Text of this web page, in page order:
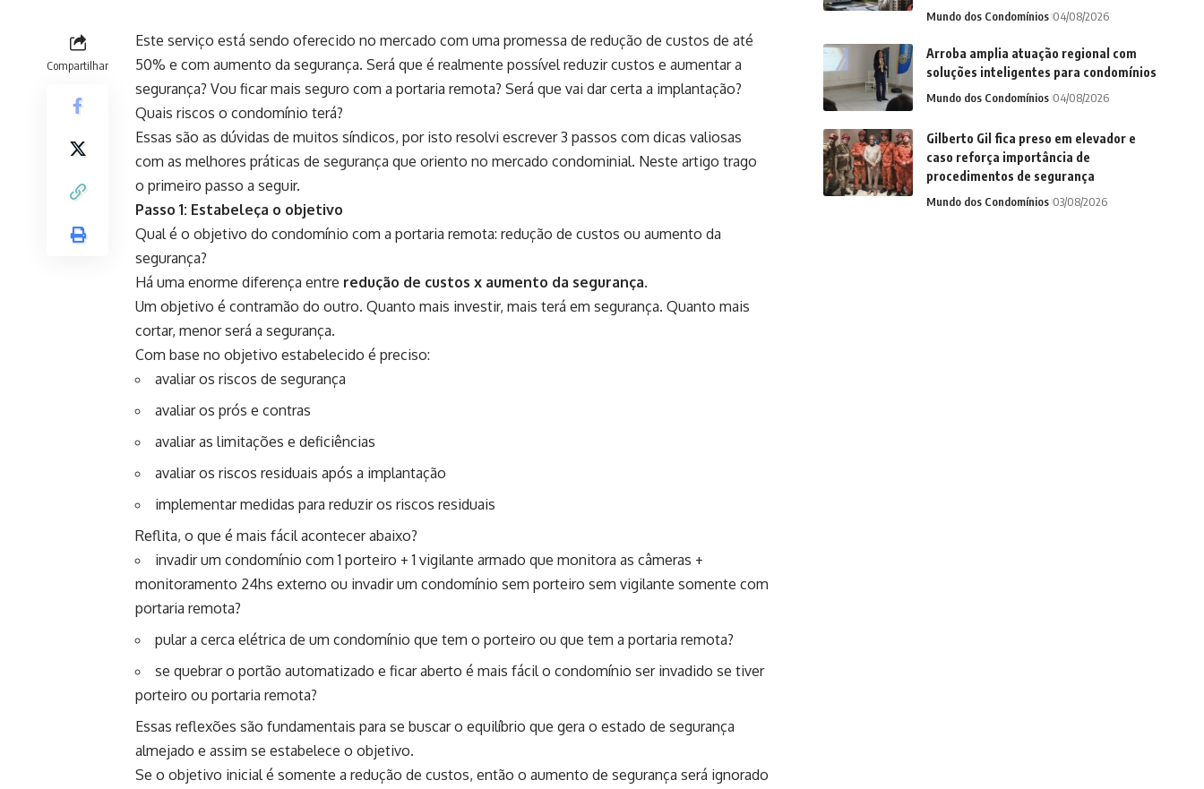
Compartilhar
Este serviço está sendo oferecido no mercado com uma promessa de redução de custos de até
50% e com aumento da segurança. Será que é realmente possível reduzir custos e aumentar a
segurança? Vou ficar mais seguro com a portaria remota? Será que vai dar certa a implantação?
Quais riscos o condomínio terá?
Essas são as dúvidas de muitos síndicos, por isto resolvi escrever 3 passos com dicas valiosas
com as melhores práticas de segurança que oriento no mercado condominial. Neste artigo trago
o primeiro passo a seguir.
Passo 1: Estabeleça o objetivo
Qual é o objetivo do condomínio com a portaria remota: redução de custos ou aumento da
segurança?
Há uma enorme diferença entre redução de custos x aumento da segurança.
Um objetivo é contramão do outro. Quanto mais investir, mais terá em segurança. Quanto mais
cortar, menor será a segurança.
Com base no objetivo estabelecido é preciso:
avaliar os riscos de segurança
avaliar os prós e contras
avaliar as limitações e deficiências
avaliar os riscos residuais após a implantação
implementar medidas para reduzir os riscos residuais
Reflita, o que é mais fácil acontecer abaixo?
invadir um condomínio com 1 porteiro + 1 vigilante armado que monitora as câmeras +
monitoramento 24hs externo ou invadir um condomínio sem porteiro sem vigilante somente com
portaria remota?
pular a cerca elétrica de um condomínio que tem o porteiro ou que tem a portaria remota?
se quebrar o portão automatizado e ficar aberto é mais fácil o condomínio ser invadido se tiver
porteiro ou portaria remota?
Essas reflexões são fundamentais para se buscar o equilíbrio que gera o estado de segurança
almejado e assim se estabelece o objetivo.
Se o objetivo inicial é somente a redução de custos, então o aumento de segurança será ignorado
Mundo dos Condomínios 04/08/2026
Arroba amplia atuação regional com
soluções inteligentes para condomínios
Mundo dos Condomínios 04/08/2026
Gilberto Gil fica preso em elevador e
caso reforça importância de
procedimentos de segurança
Mundo dos Condomínios 03/08/2026